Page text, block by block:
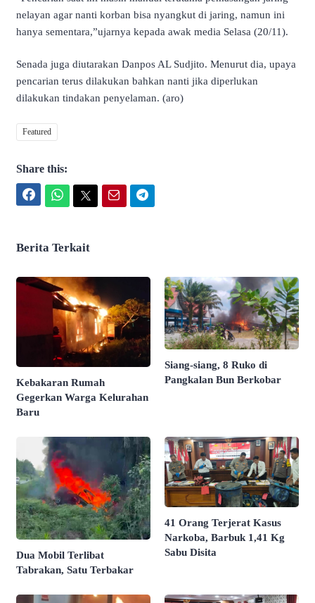
nelayan agar nanti korban bisa nyangkut di jaring, namun ini
hanya sementara,”ujarnya kepada awak media Selasa (20/11).
Senada juga diutarakan Danpos AL Sudjito. Menurut dia, upaya
pencarian terus dilakukan bahkan nanti jika diperlukan
dilakukan tindakan penyelaman. (aro)
Featured
Share this:
Berita Terkait
Kebakaran Rumah
Gegerkan Warga Kelurahan
Baru
Siang-siang, 8 Ruko di
Pangkalan Bun Berkobar
Dua Mobil Terlibat
Tabrakan, Satu Terbakar
41 Orang Terjerat Kasus
Narkoba, Barbuk 1,41 Kg
Sabu Disita